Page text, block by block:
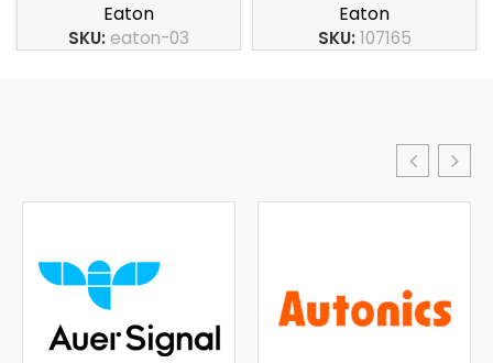
serie LS-Titan
Eaton
SKU: eaton-03
Eaton
SKU:107165